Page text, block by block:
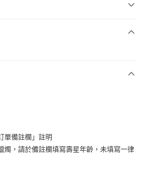
單備註欄」註明
燭，請於備註欄填寫壽星年齡，未填寫一律